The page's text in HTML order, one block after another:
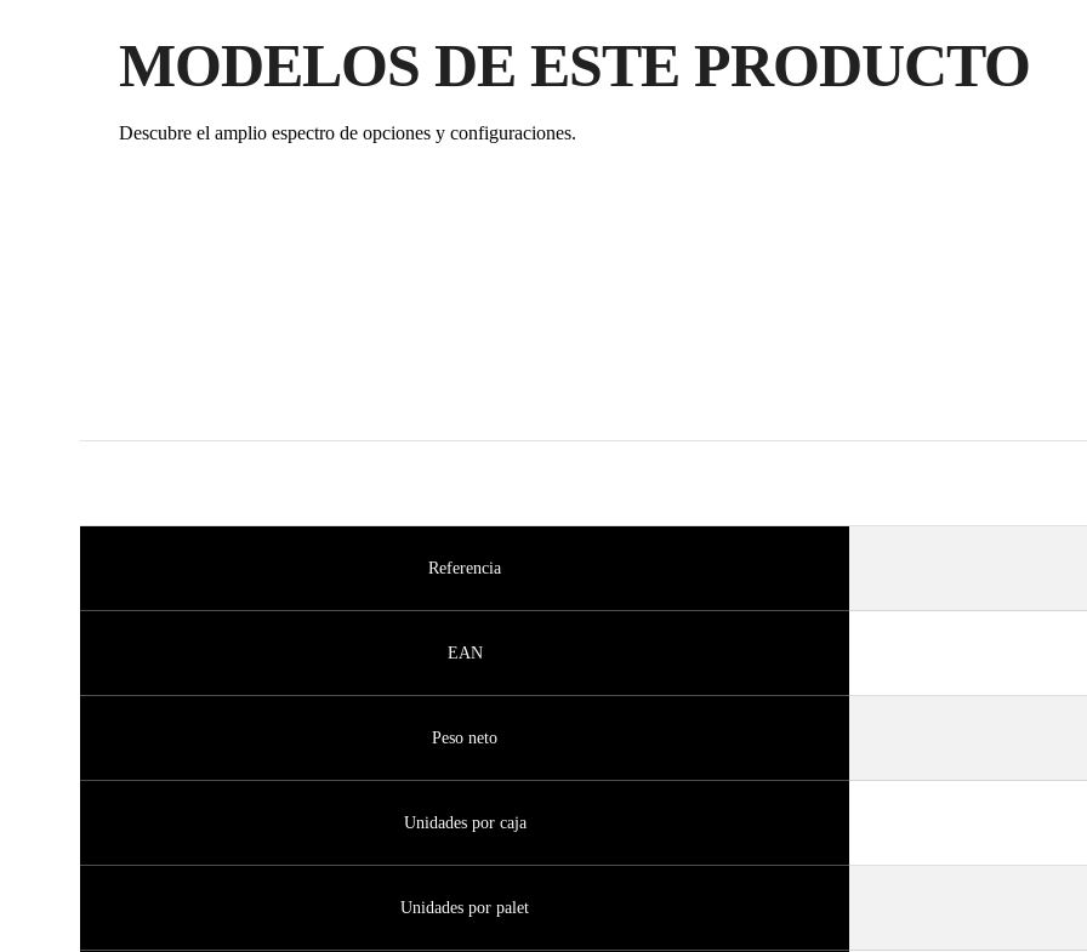
MODELOS DE ESTE PRODUCTO
Descubre el amplio espectro de opciones y configuraciones.
Referencia
EAN
Peso neto
Unidades por caja
Unidades por palet